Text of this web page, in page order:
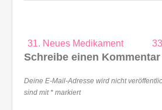
Beitragsnavigation
31. Neues Medikament
Schreibe einen Kommentar
Deine E-Mail-Adresse wird nicht
sind mit * markiert